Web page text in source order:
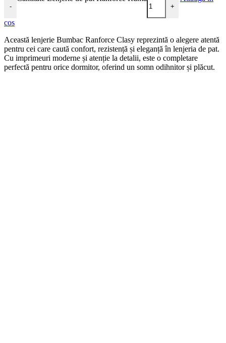
- +
cos
Această lenjerie Bumbac Ranforce Clasy reprezintă o alegere atentă
pentru cei care caută confort, rezistență și eleganță în lenjeria de pat.
Cu imprimeuri moderne și atenție la detalii, este o completare
perfectă pentru orice dormitor, oferind un somn odihnitor și plăcut.